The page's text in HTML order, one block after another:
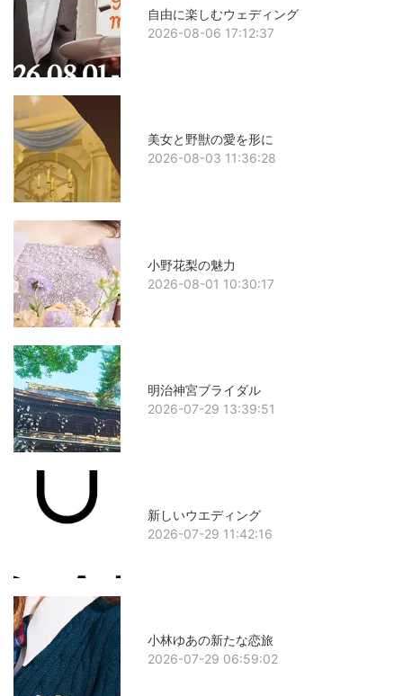
自由に楽しむウェディング
2026-08-06 17:12:37
美女と野獣の愛を形に
2026-08-03 11:36:28
小野花梨の魅力
2026-08-01 10:30:17
明治神宮ブライダル
2026-07-29 13:39:51
新しいウエディング
2026-07-29 11:42:16
小林ゆあの新たな恋旅
2026-07-29 06:59:02